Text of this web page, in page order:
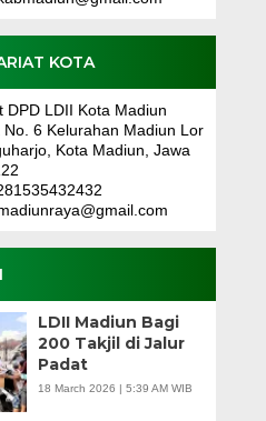
KOTA
DPD LDII Kota Madiun
No. 6 Kelurahan Madiun Lor
Kota Madiun, Jawa
LDII Madiun Bagi
200 Takjil di Jalur
Padat
18 March 2026 | 5:39 AM WIB